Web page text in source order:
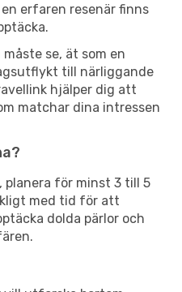
erfaren resenär finns
se, ät som en
till närliggande
hjälper dig att
matchar dina intressen
planera för minst 3 till 5
med tid för att
dolda pärlor och